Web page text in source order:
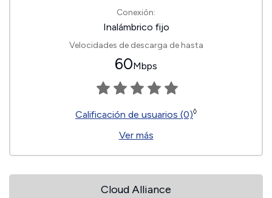
Conexión:
Inalámbrico fijo
Velocidades de descarga de hasta
60Mbps
Calificación de usuarios (0)◊
Ver más
Cloud Alliance